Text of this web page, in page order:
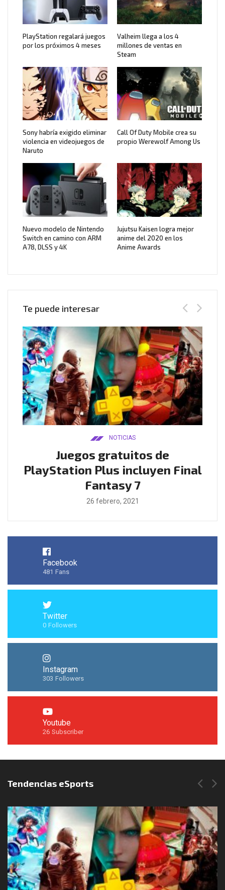
PlayStation regalará juegos
por los próximos 4 meses
Valheim llega a los 4
millones de ventas en
Steam
Sony habría exigido eliminar
violencia en videojuegos de
Naruto
Call Of Duty Mobile crea su
propio Werewolf Among Us
Nuevo modelo de Nintendo
Switch en camino con ARM
A78, DLSS y 4K
Jujutsu Kaisen logra mejor
anime del 2020 en los
Anime Awards
Te puede interesar
NOTICIAS
Juegos gratuitos de
PlayStation Plus incluyen Final
Fantasy 7
26 febrero, 2021
Facebook
481 Fans
Twitter
0 Followers
Instagram
303 Followers
Youtube
26 Subscriber
Síguenos en Instagram
Tendencias eSports